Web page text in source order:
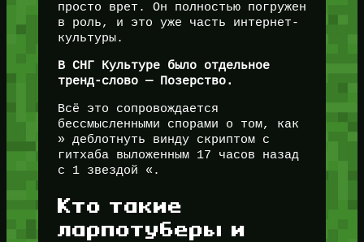
просто врет. Он полностью погружен
в роль, и это уже часть интернет-
культуры.
В СНГ Культуре было отдельное
тренд-слово — Позерство.
Всё это сопровождается
бессмысленными спорами о том, как
» деблотнуть винду скриптом с
гитхаба выложенным 17 часов назад
с 1 звездой «.
Кто такие
ларпотуберы и